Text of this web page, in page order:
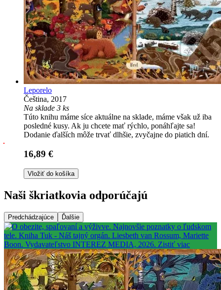
Leporelo
Čeština, 2017
Na sklade 3 ks
Túto knihu máme síce aktuálne na sklade, máme však už iba
posledné kusy. Ak ju chcete mať rýchlo, ponáhľajte sa!
Dodanie ďalších môže trvať dlhšie, zvyčajne do piatich dní.
16,89 €
Vložiť do košíka
Naši škriatkovia odporúčajú
Predchádzajúce Ďalšie